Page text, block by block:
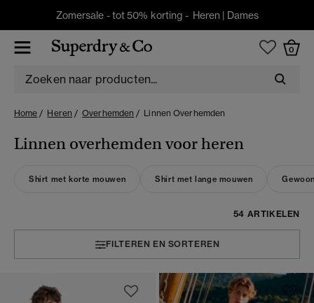
Zomersale - tot 50% korting - Heren | Dames
0
Home Heren Overhemden Linnen Overhemden
Linnen overhemden voor heren
Shirt met korte mouwen Shirt met lange mouwen
54 ARTIKELEN
FILTEREN EN SORTEREN